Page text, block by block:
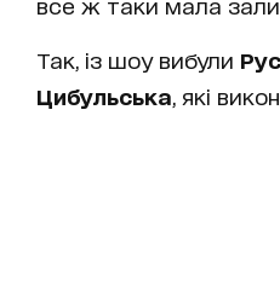
все ж таки мала
Так, із шоу вибули
Цибульська , які